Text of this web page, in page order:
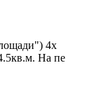
4х
На пе